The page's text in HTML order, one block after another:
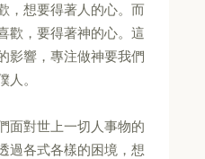
，想要得著人的心。而
歡，要得著神的心。這
影響，專注做神要我們
。
面對世上一切人事物的
過各式各樣的困境，想